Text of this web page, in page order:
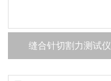
缝合针切割力测试仪